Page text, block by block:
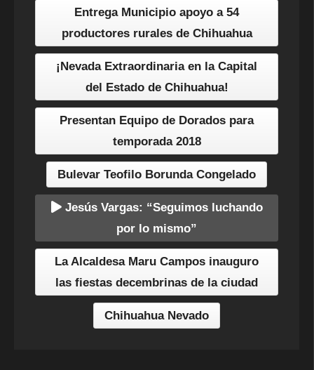
Entrega Municipio apoyo a 54
productores rurales de Chihuahua
¡Nevada Extraordinaria en la Capital
del Estado de Chihuahua!
Presentan Equipo de Dorados para
temporada 2018
Bulevar Teofilo Borunda Congelado
Jesús Vargas: “Seguimos luchando
por lo mismo”
La Alcaldesa Maru Campos inauguro
las fiestas decembrinas de la ciudad
Chihuahua Nevado